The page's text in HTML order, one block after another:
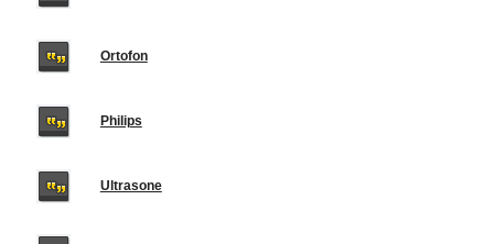
Ortofon
Philips
Ultrasone